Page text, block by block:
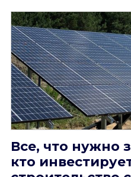
Все, что нужно
кто